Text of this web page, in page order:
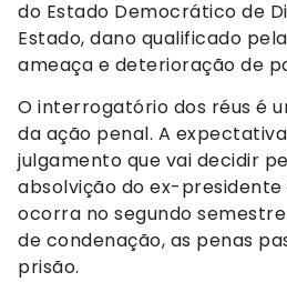
do Estado Democrático de
Estado, dano qualificado
ameaça e deterioração de
O interrogatório dos réus é
da ação penal. A
julgamento que vai decidir
absolvição do ex-presidente
ocorra no segundo
de condenação, as penas
prisão.